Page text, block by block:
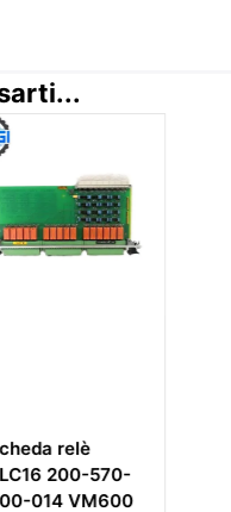
582-
033